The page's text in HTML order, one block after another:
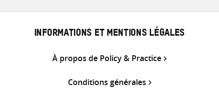
INFORMATIONS ET MENTIONS LÉGALES
À propos de Policy & Practice
Conditions générales